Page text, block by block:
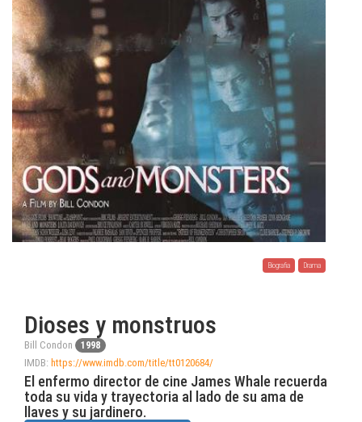
Biografia Drama
Dioses y monstruos
Bill Condon 1998
IMDB: https://www.imdb.com/title/tt0120684/
El enfermo director de cine James Whale recuerda
toda su vida y trayectoria al lado de su ama de
llaves y su jardinero.